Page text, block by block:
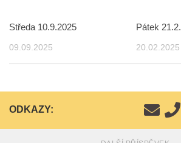
Středa 10.9.2025
09.09.2025
Pátek 21.2.
20.02.2025
ODKAZY: